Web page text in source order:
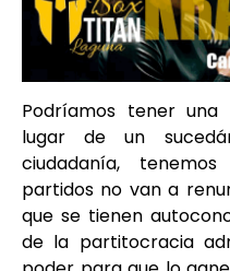
Podríamos tener una
lugar de un
ciudadanía,
partidos no van a
que se tienen
de la partitocracia